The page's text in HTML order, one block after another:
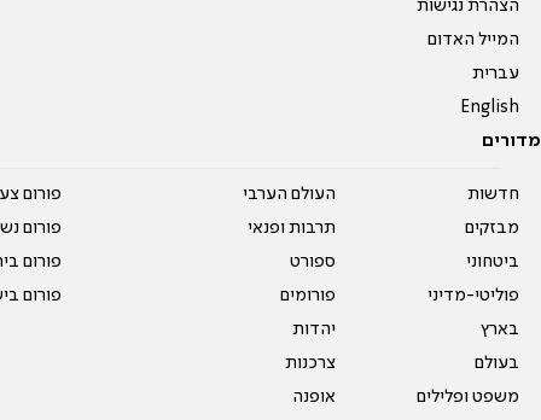
הצהרת נגישות
המייל האדום
עברית
English
מדורים
חדשות
מבזקים
ביטחוני
פוליטי-מדיני
בארץ
בעולם
משפט ופלילים
העולם הערבי
תרבות ופנאי
ספורט
פורומים
יהדות
צרכנות
אופנה
פורום
פורום
פורום
פורום